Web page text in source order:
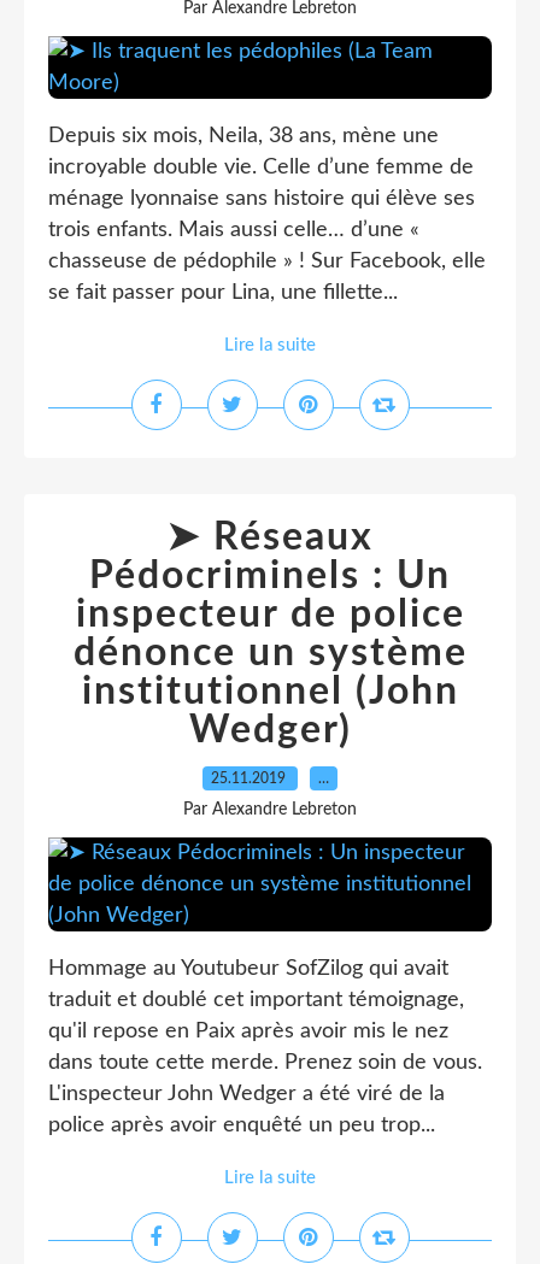
Par Alexandre Lebreton
Depuis six mois, Neila, 38 ans, mène une
incroyable double vie. Celle d’une femme de
ménage lyonnaise sans histoire qui élève ses
trois enfants. Mais aussi celle… d’une «
chasseuse de pédophile » ! Sur Facebook, elle
se fait passer pour Lina, une fillette...
Lire la suite
➤ Réseaux
Pédocriminels : Un
inspecteur de police
dénonce un système
institutionnel (John
Wedger)
25.11.2019 …
Par Alexandre Lebreton
Hommage au Youtubeur SofZilog qui avait
traduit et doublé cet important témoignage,
qu'il repose en Paix après avoir mis le nez
dans toute cette merde. Prenez soin de vous.
L'inspecteur John Wedger a été viré de la
police après avoir enquêté un peu trop...
Lire la suite